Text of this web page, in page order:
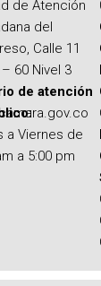
de Atención
del
Calle 11
60 Nivel 3
de atención
a Viernes de
a 5:00 pm